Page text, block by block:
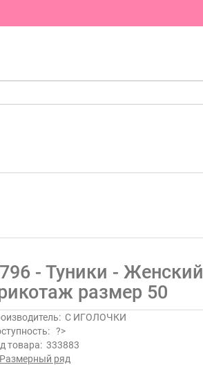
- Туники - Женский
размер 50
С ИГОЛОЧКИ
?>
товара: 333883
Размерный ряд